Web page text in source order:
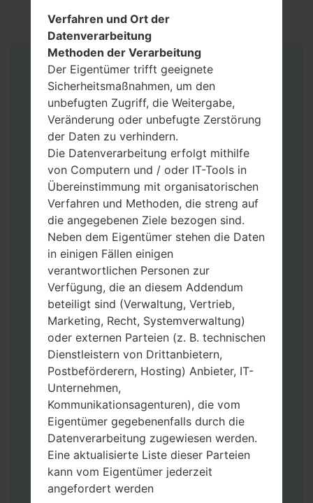
Anleitung
Laden Sie auf Ihren PC: Odin 3
Version herunter.
Dann laden Sie die Firmware-Datei
herunter und entpacken Sie sie.
Sie brauchen 1(wählen Sie hier 1 Firmware-
Datei aus) oder 5 (wählen Sie 5 Firmware-
Dateien aus) Firmware-Dateien:
AP: „System & Recovery“
CP: „Modem & Radio“
CSC_***: „Country & Region & Operator“
HOME_CSC_***: „Country & Region &
Operator“
Fügen Sie dem Programm Odin 3 alle
Verfahren und Ort der
Datenverarbeitung
Methoden der Verarbeitung
Der Eigentümer trifft geeignete
Sicherheitsmaßnahmen, um den
unbefugten Zugriff, die Weitergabe,
Veränderung oder unbefugte Zerstörung
der Daten zu verhindern.
Die Datenverarbeitung erfolgt mithilfe
von Computern und / oder IT-Tools in
Übereinstimmung mit organisatorischen
Verfahren und Methoden, die streng auf
die angegebenen Ziele bezogen sind.
Neben dem Eigentümer stehen die Daten
in einigen Fällen einigen
verantwortlichen Personen zur
Verfügung, die an diesem Addendum
beteiligt sind (Verwaltung, Vertrieb,
Marketing, Recht, Systemverwaltung)
oder externen Parteien (z. B. technischen
Dienstleistern von Drittanbietern,
Postbeförderern, Hosting) Anbieter, IT-
Unternehmen,
Kommunikationsagenturen), die vom
Eigentümer gegebenenfalls durch die
Datenverarbeitung zugewiesen werden.
Eine aktualisierte Liste dieser Parteien
kann vom Eigentümer jederzeit
angefordert werden